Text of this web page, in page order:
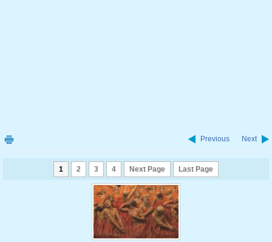
Previous Next
1 2 3 4 Next Page Last Page